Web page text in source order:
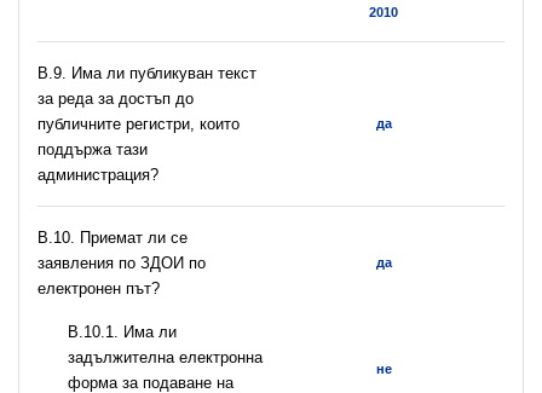
2010
В.9. Има ли публикуван текст
за реда за достъп до
публичните регистри, които
поддържа тази
администрация?
да
В.10. Приемат ли се
заявления по ЗДОИ по
електронен път?
да
В.10.1. Има ли
задължителна електронна
форма за подаване на
не